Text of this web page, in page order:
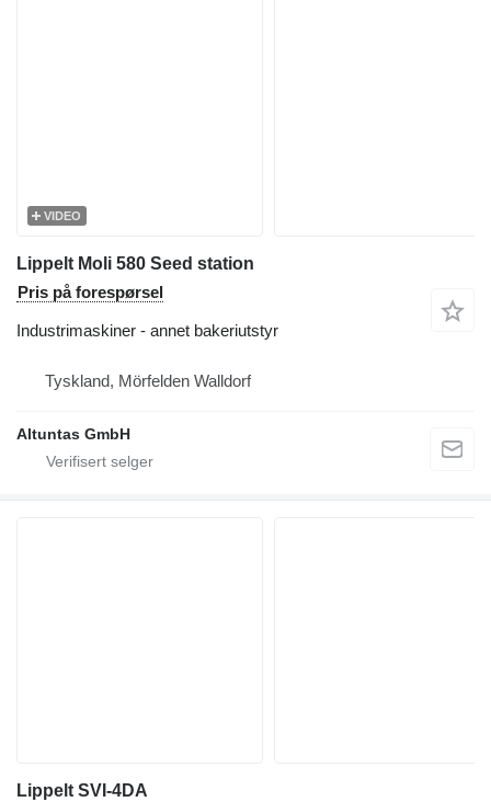
VIDEO
Lippelt Moli 580 Seed station
Pris på forespørsel
Industrimaskiner - annet bakeriutstyr
Tyskland, Mörfelden Walldorf
Altuntas GmbH
Lippelt SVI-4DA